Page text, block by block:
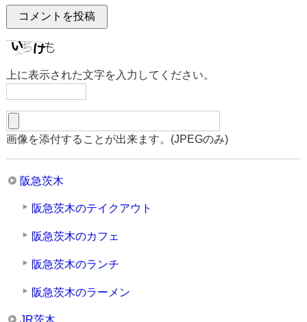
上に表示された文字を入力してください。
画像を添付することが出来ます。(JPEGのみ)
阪急茨木
阪急茨木のテイクアウト
阪急茨木のカフェ
阪急茨木のランチ
阪急茨木のラーメン
JR茨木